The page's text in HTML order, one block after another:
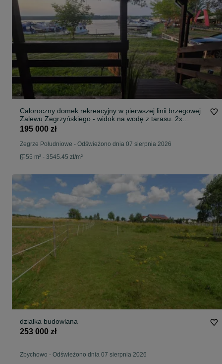
Całoroczny domek rekreacyjny w pierwszej linii brzegowej
Zalewu Zegrzyńskiego - widok na wodę z tarasu. 2x
Łazienka, Kuchnia, Salon , Taras, 2 pokoje
195 000 zł
Zegrze Południowe - Odświeżono dnia 07 sierpnia 2026
55 m² - 3545.45 zł/m²
działka budowlana
253 000 zł
Zbychowo - Odświeżono dnia 07 sierpnia 2026